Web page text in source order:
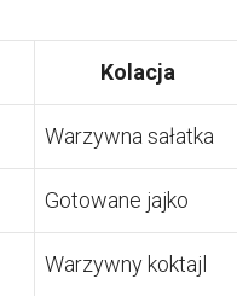
Kolacja
Warzywna sałatka
Gotowane jajko
Warzywny koktajl